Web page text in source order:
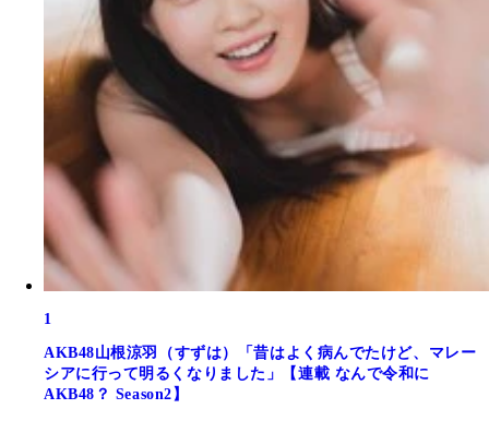
1
AKB48山根涼羽（すずは）「昔はよく病んでたけど、マレー
シアに行って明るくなりました」【連載 なんで令和に
AKB48？ Season2】